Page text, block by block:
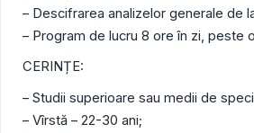
– Descifrarea analizelor generale de
– Program de lucru 8 ore în zi, peste
CERINȚE:
– Studii superioare sau medii de
– Vîrstă – 22-30 ani;